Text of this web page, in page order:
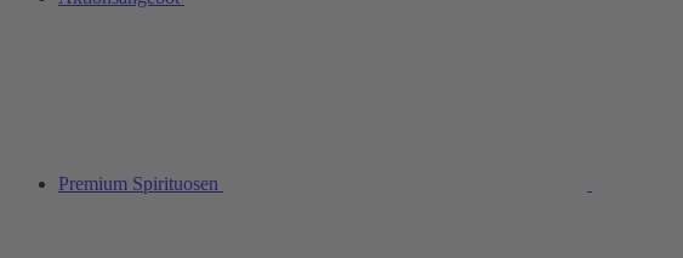
Premium Spirituosen